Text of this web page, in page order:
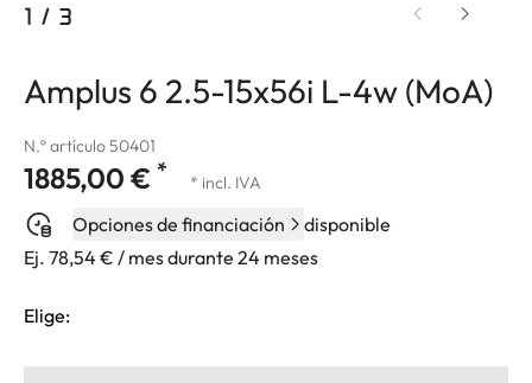
1 / 3
Amplus 6 2.5-15x56i L-4w (MoA)
N.º artículo 50401
1885,00 € * * incl. IVA
Opciones de financiación
disponible
Ej. 78,54 € / mes durante 24 meses
Elige: